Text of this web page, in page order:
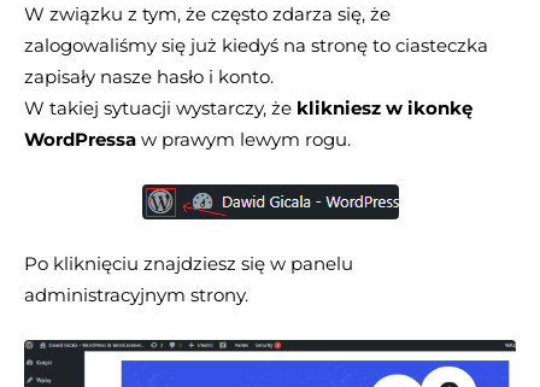
W związku z tym, że często zdarza się, że
zalogowaliśmy się już kiedyś na stronę to ciasteczka
zapisały nasze hasło i konto.
W takiej sytuacji wystarczy, że klikniesz w ikonkę
WordPressa w prawym lewym rogu.
Po kliknięciu znajdziesz się w panelu
administracyjnym strony.